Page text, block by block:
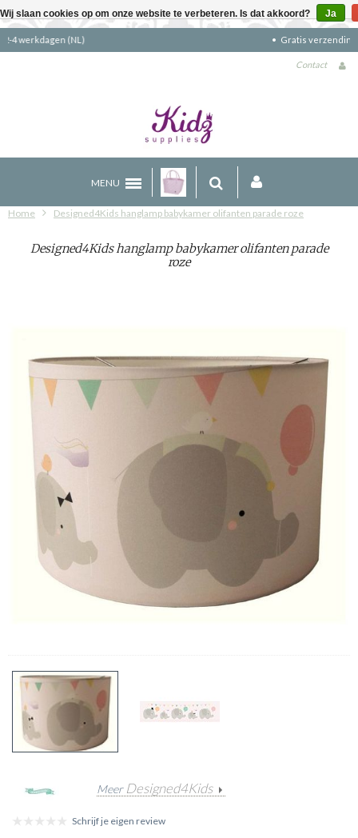
Contact
MENU
Home Designed4Kids hanglamp babykamer olifanten parade roze
Designed4Kids hanglamp babykamer olifanten parade
roze
Meer Designed4Kids
Schrijf je eigen review
Wij slaan cookies op om onze website te verbeteren. Is dat akkoord? Ja